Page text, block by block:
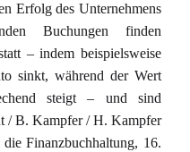
Erfolg des Unternehmens
Buchungen finden
– indem beispielsweise
sinkt, während der Wert
steigt – und sind
/ B. Kampfer / H. Kampfer
Finanzbuchhaltung, 16.